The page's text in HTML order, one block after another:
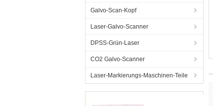
Galvo-Scan-Kopf
Laser-Galvo-Scanner
DPSS-Grün-Laser
CO2 Galvo-Scanner
Laser-Markierungs-Maschinen-Teile